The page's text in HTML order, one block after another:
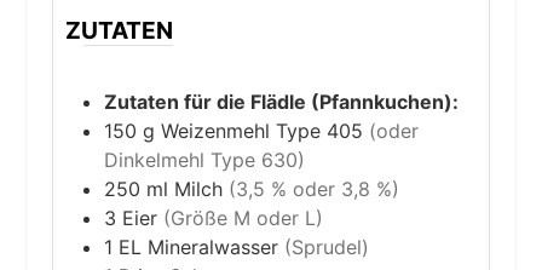
ZUTATEN
Zutaten für die Flädle (Pfannkuchen):
150 g Weizenmehl Type 405 (oder
Dinkelmehl Type 630)
250 ml Milch (3,5 % oder 3,8 %)
3 Eier (Größe M oder L)
1 EL Mineralwasser (Sprudel)